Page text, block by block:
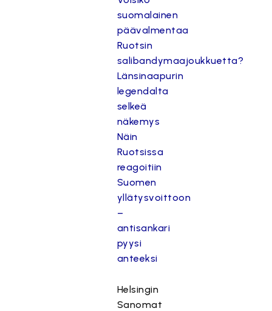
suomalainen
päävalmentaa
Ruotsin
salibandymaajoukkuetta?
Länsinaapurin
legendalta
selkeä
näkemys
Näin
Ruotsissa
reagoitiin
Suomen
yllätysvoittoon
–
antisankari
pyysi
anteeksi
Helsingin
Sanomat